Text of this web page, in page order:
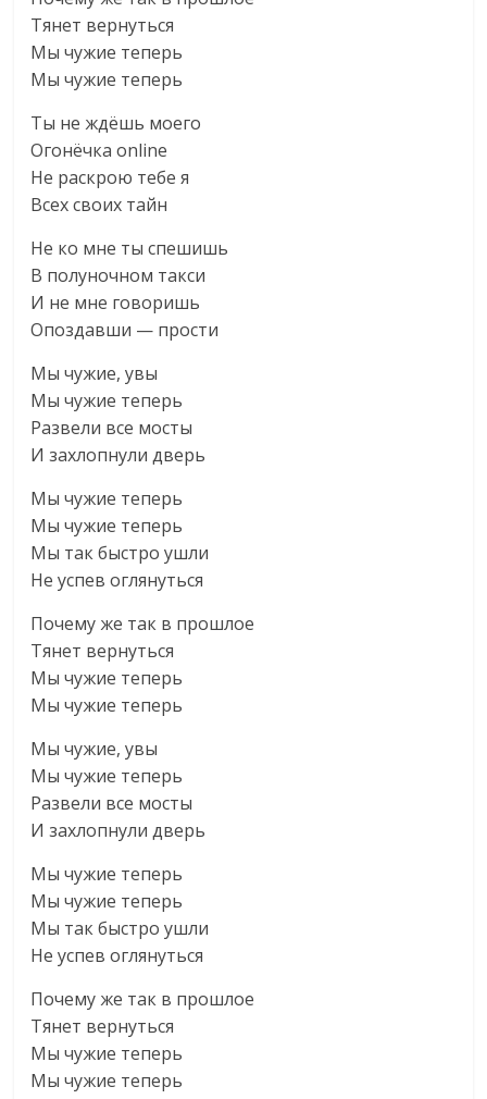
Тянет вернуться
Мы чужие теперь
Мы чужие теперь
Ты не ждёшь моего
Огонёчка online
Не раскрою тебе я
Всех своих тайн
Не ко мне ты спешишь
В полуночном такси
И не мне говоришь
Опоздавши — прости
Мы чужие, увы
Мы чужие теперь
Развели все мосты
И захлопнули дверь
Мы чужие теперь
Мы чужие теперь
Мы так быстро ушли
Не успев оглянуться
Почему же так в прошлое
Тянет вернуться
Мы чужие теперь
Мы чужие теперь
Мы чужие, увы
Мы чужие теперь
Развели все мосты
И захлопнули дверь
Мы чужие теперь
Мы чужие теперь
Мы так быстро ушли
Не успев оглянуться
Почему же так в прошлое
Тянет вернуться
Мы чужие теперь
Мы чужие теперь